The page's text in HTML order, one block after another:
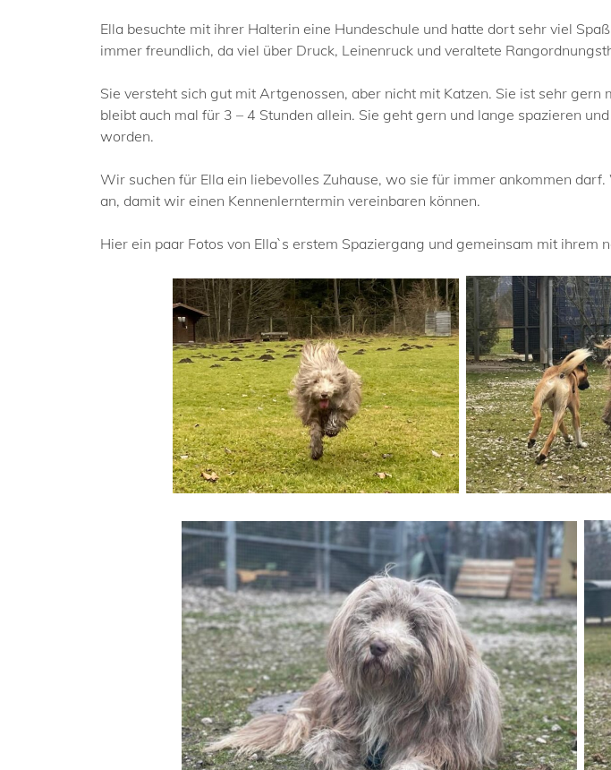
Ella besuchte mit ihrer Halterin eine Hundeschule und hatte dort sehr viel
immer freundlich, da viel über Druck, Leinenruck und veraltete
Sie versteht sich gut mit Artgenossen, aber nicht mit Katzen. Sie ist sehr
bleibt auch mal für 3 – 4 Stunden allein. Sie geht gern und lange spazieren
worden.
Wir suchen für Ella ein liebevolles Zuhause, wo sie für immer ankommen
an, damit wir einen Kennenlerntermin vereinbaren können.
Hier ein paar Fotos von Ella`s erstem Spaziergang und gemeinsam mit ihrem